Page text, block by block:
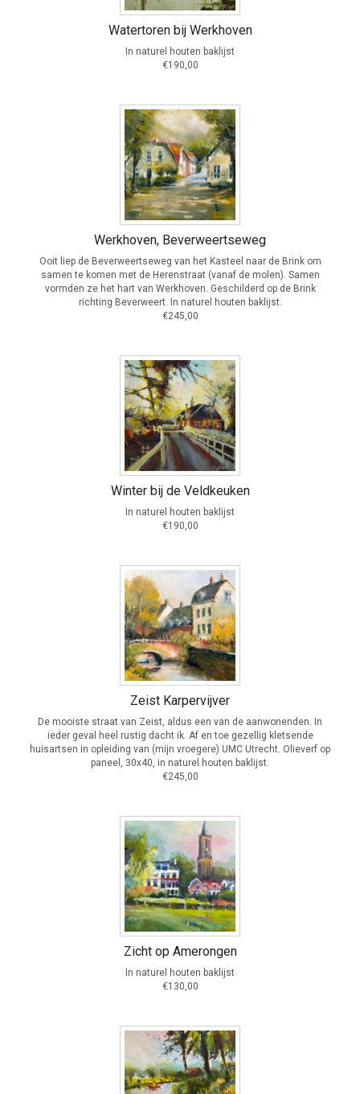
Watertoren bij Werkhoven
In naturel houten baklijst
€190,00
Werkhoven, Beverweertseweg
Ooit liep de Beverweertseweg van het Kasteel naar de Brink om
samen te komen met de Herenstraat (vanaf de molen). Samen
vormden ze het hart van Werkhoven. Geschilderd op de Brink
richting Beverweert. In naturel houten baklijst.
€245,00
Winter bij de Veldkeuken
In naturel houten baklijst
€190,00
Zeist Karpervijver
De mooiste straat van Zeist, aldus een van de aanwonenden. In
ieder geval heel rustig dacht ik. Af en toe gezellig kletsende
huisartsen in opleiding van (mijn vroegere) UMC Utrecht. Olieverf op
paneel, 30x40, in naturel houten baklijst.
€245,00
Zicht op Amerongen
In naturel houten baklijst
€130,00